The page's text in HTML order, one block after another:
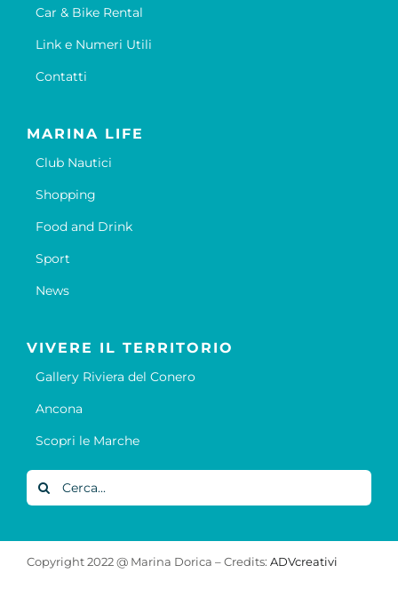
Car & Bike Rental
Link e Numeri Utili
Contatti
MARINA LIFE
Club Nautici
Shopping
Food and Drink
Sport
News
VIVERE IL TERRITORIO
Gallery Riviera del Conero
Ancona
Scopri le Marche
Cerca
per:
Copyright 2022 @ Marina Dorica – Credits: ADVcreativi